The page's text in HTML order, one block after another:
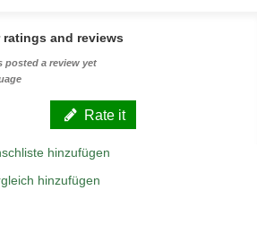
ratings and reviews
posted a review yet
Rate it
hinzufügen
hinzufügen